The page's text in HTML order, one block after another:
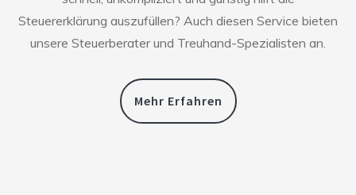
Steuererklärung auszufüllen? Auch diesen Service bieten
unsere Steuerberater und Treuhand-Spezialisten an.
Mehr Erfahren